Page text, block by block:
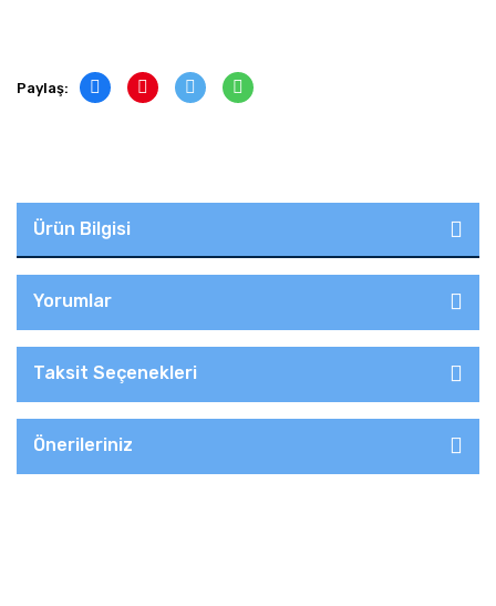
Paylaş:
Ürün Bilgisi
Yorumlar
Taksit Seçenekleri
Önerileriniz